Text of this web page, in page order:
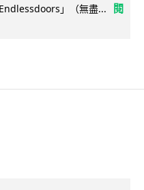
」（無盡...
閱